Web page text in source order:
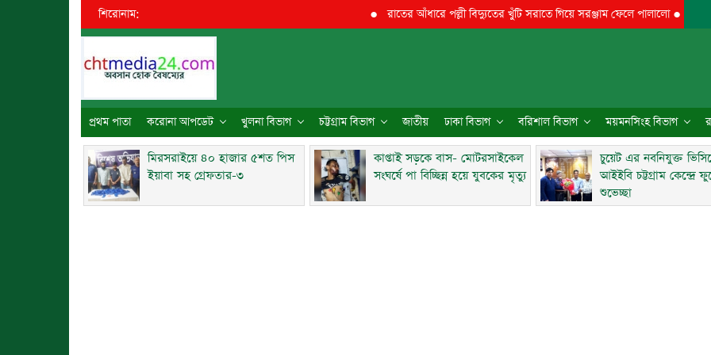
শিরোনাম: রাতের আঁধারে পল্লী বিদ্যুতের খুঁটি সরাতে গিয়ে সরঞ্জাম ফেলে পালালো●
প্রথম পাতা করোনা আপডেট খুলনা বিভাগ চট্টগ্রাম বিভাগ জাতীয় ঢাকা বিভাগ বরিশাল বিভাগ ময়মনসিংহ বিভাগ
মিরসরাইয়ে ৪০ হাজার ৫শত পিস
ইয়াবা সহ গ্রেফতার-৩
কাপ্তাই সড়কে বাস- মোটরসাইকেল
সংঘর্ষে পা বিচ্ছিন্ন হয়ে যুবকের মৃত্যু
চুয়েট এর নবনিযুক্ত
আইইবি চট্টগ্রাম কেন্দ্রে
শুভেচ্ছা